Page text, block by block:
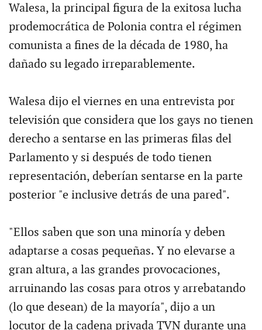
Walesa, la principal figura de la exitosa lucha
prodemocrática de Polonia contra el régimen
comunista a fines de la década de 1980, ha
dañado su legado irreparablemente.
Walesa dijo el viernes en una entrevista por
televisión que considera que los gays no tienen
derecho a sentarse en las primeras filas del
Parlamento y si después de todo tienen
representación, deberían sentarse en la parte
posterior "e inclusive detrás de una pared".
"Ellos saben que son una minoría y deben
adaptarse a cosas pequeñas. Y no elevarse a
gran altura, a las grandes provocaciones,
arruinando las cosas para otros y arrebatando
(lo que desean) de la mayoría", dijo a un
locutor de la cadena privada TVN durante una